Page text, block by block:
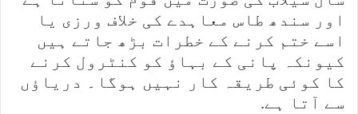
اور سندھ طاس معاہدے کی خلاف ورزی یا
اسے ختم کرنے کے خطرات بڑھ جاتے ہیں
کیونکہ پانی کے بہاؤ کو کنٹرول کرنے
کا کوئی طریقہ کار نہیں ہوگا۔ دریاؤں
سے آتا ہے.